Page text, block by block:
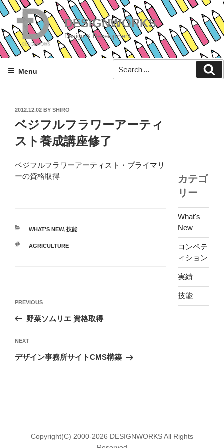
Skip
to
content
DESIGNWORKS
Design & Development
Menu
POSTED
ON
2012.12.02 BY SHIRO
ベジフルフラワーアーティ
スト養成講座修了
ベジフルフラワーアーティスト・プライマリ
ーの資格取得
CATEGORIES
WHAT'S NEW, 技能
TAGS
AGRICULTURE
ナ
ビ
ゲ
Previous
PREVIOUS
野菜ソムリエ 資格取得
Next
NEXT
デザイン事務所サイトCMS構築
カテゴ
リー
What's
New
コンペテ
ィション
実績
技能
Copyright(C) 2000-2026 DESIGNWORKS All Rights